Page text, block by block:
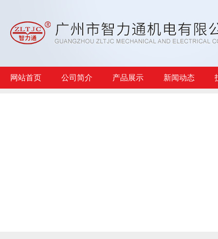
网站首页 公司简介 产品展示 新闻动态